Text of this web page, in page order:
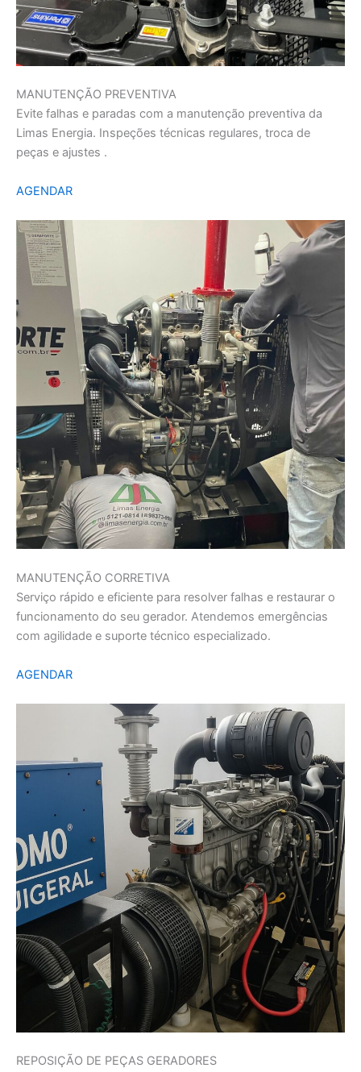
MANUTENÇÃO PREVENTIVA
Evite falhas e paradas com a manutenção preventiva da
Limas Energia. Inspeções técnicas regulares, troca de
peças e ajustes .
AGENDAR
MANUTENÇÃO CORRETIVA
Serviço rápido e eficiente para resolver falhas e restaurar o
funcionamento do seu gerador. Atendemos emergências
com agilidade e suporte técnico especializado.
AGENDAR
REPOSIÇÃO DE PEÇAS GERADORES